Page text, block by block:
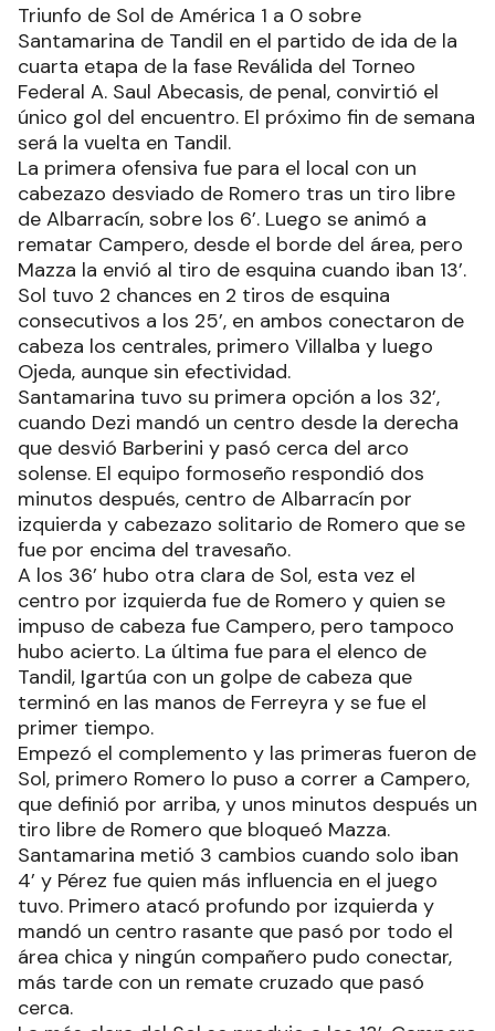
Triunfo de Sol de América 1 a 0 sobre
Santamarina de Tandil en el partido de ida de la
cuarta etapa de la fase Reválida del Torneo
Federal A. Saul Abecasis, de penal, convirtió el
único gol del encuentro. El próximo fin de semana
será la vuelta en Tandil.
La primera ofensiva fue para el local con un
cabezazo desviado de Romero tras un tiro libre
de Albarracín, sobre los 6’. Luego se animó a
rematar Campero, desde el borde del área, pero
Mazza la envió al tiro de esquina cuando iban 13’.
Sol tuvo 2 chances en 2 tiros de esquina
consecutivos a los 25’, en ambos conectaron de
cabeza los centrales, primero Villalba y luego
Ojeda, aunque sin efectividad.
Santamarina tuvo su primera opción a los 32’,
cuando Dezi mandó un centro desde la derecha
que desvió Barberini y pasó cerca del arco
solense. El equipo formoseño respondió dos
minutos después, centro de Albarracín por
izquierda y cabezazo solitario de Romero que se
fue por encima del travesaño.
A los 36’ hubo otra clara de Sol, esta vez el
centro por izquierda fue de Romero y quien se
impuso de cabeza fue Campero, pero tampoco
hubo acierto. La última fue para el elenco de
Tandil, Igartúa con un golpe de cabeza que
terminó en las manos de Ferreyra y se fue el
primer tiempo.
Empezó el complemento y las primeras fueron de
Sol, primero Romero lo puso a correr a Campero,
que definió por arriba, y unos minutos después un
tiro libre de Romero que bloqueó Mazza.
Santamarina metió 3 cambios cuando solo iban
4’ y Pérez fue quien más influencia en el juego
tuvo. Primero atacó profundo por izquierda y
mandó un centro rasante que pasó por todo el
área chica y ningún compañero pudo conectar,
más tarde con un remate cruzado que pasó
cerca.